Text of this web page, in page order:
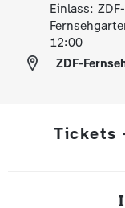
Einlass:
12:00
ZDF-
Tickets